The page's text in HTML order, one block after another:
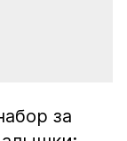
за